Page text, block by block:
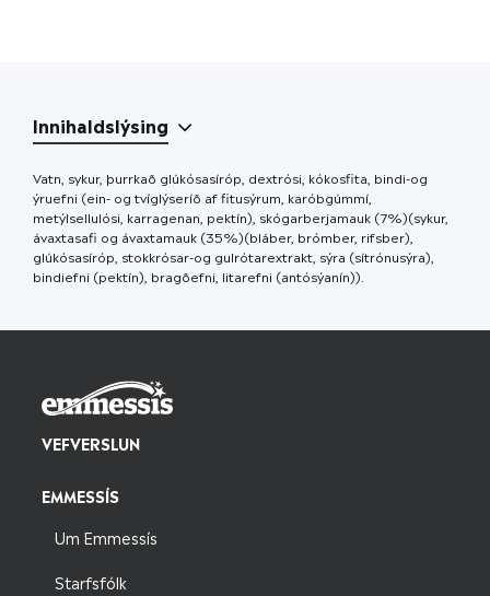
Innihaldslýsing
Vatn, sykur, þurrkað glúkósasíróp, dextrósi, kókosfita, bindi-og
ýruefni (ein- og tvíglýseríð af fitusýrum, karóbgúmmí,
metýlsellulósi, karragenan, pektín), skógarberjamauk (7%)(sykur,
ávaxtasafi og ávaxtamauk (35%)(bláber, brómber, rifsber),
glúkósasíróp, stokkrósar-og gulrótarextrakt, sýra (sítrónusýra),
bindiefni (pektín), bragðefni, litarefni (antósýanín)).
VEFVERSLUN
EMMESSÍS
Um Emmessís
Starfsfólk